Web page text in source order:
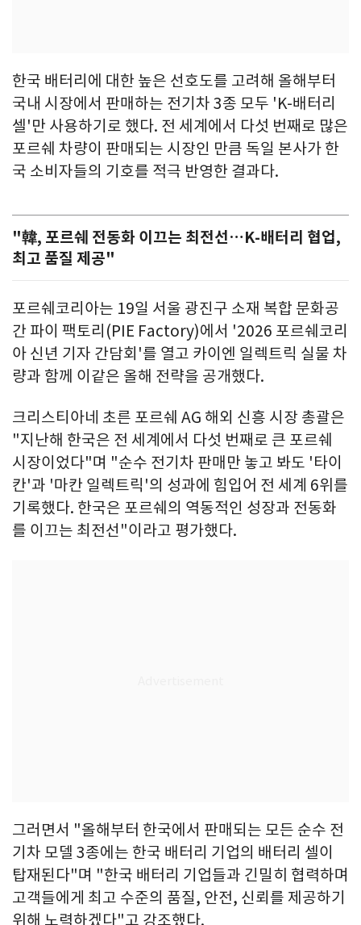
한국 배터리에 대한 높은 선호도를 고려해 올해부터
국내 시장에서 판매하는 전기차 3종 모두 'K-배터리
셀'만 사용하기로 했다. 전 세계에서 다섯 번째로 많은
포르쉐 차량이 판매되는 시장인 만큼 독일 본사가 한
국 소비자들의 기호를 적극 반영한 결과다.
"韓, 포르쉐 전동화 이끄는 최전선…K-배터리 협업,
최고 품질 제공"
포르쉐코리아는 19일 서울 광진구 소재 복합 문화공
간 파이 팩토리(PIE Factory)에서 '2026 포르쉐코리
아 신년 기자 간담회'를 열고 카이엔 일렉트릭 실물 차
량과 함께 이같은 올해 전략을 공개했다.
크리스티아네 초른 포르쉐 AG 해외 신흥 시장 총괄은
"지난해 한국은 전 세계에서 다섯 번째로 큰 포르쉐
시장이었다"며 "순수 전기차 판매만 놓고 봐도 '타이
칸'과 '마칸 일렉트릭'의 성과에 힘입어 전 세계 6위를
기록했다. 한국은 포르쉐의 역동적인 성장과 전동화
를 이끄는 최전선"이라고 평가했다.
그러면서 "올해부터 한국에서 판매되는 모든 순수 전
기차 모델 3종에는 한국 배터리 기업의 배터리 셀이
탑재된다"며 "한국 배터리 기업들과 긴밀히 협력하며
고객들에게 최고 수준의 품질, 안전, 신뢰를 제공하기
위해 노력하겠다"고 강조했다.